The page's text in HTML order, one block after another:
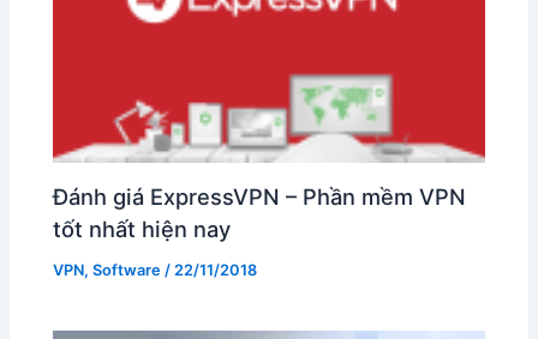
Đánh giá ExpressVPN – Phần mềm VPN
tốt nhất hiện nay
VPN,Software / 22/11/2018